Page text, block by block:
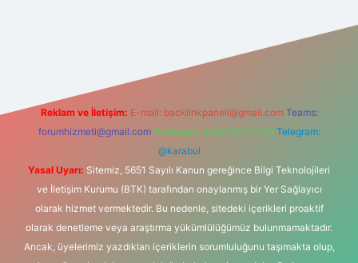
Reklam ve İletişim: E-mail: backlinkpaneli@gmail.com Teams:
forumhizmeti@gmail.com Whatsapp: 0262 606 0 726 Telegram:
@karabul
Yasal Uyarı: Sitemiz, 5651 Sayılı Kanun gereğince Bilgi Teknolojileri
ve İletişim Kurumu (BTK) tarafından onaylanmış bir Yer Sağlayıcı
olarak hizmet vermektedir. Bu nedenle, sitedeki içerikleri proaktif
olarak denetleme veya araştırma yükümlülüğümüz bulunmamaktadır.
Ancak, üyelerimiz yazdıkları içeriklerin sorumluluğunu taşımakta olup,